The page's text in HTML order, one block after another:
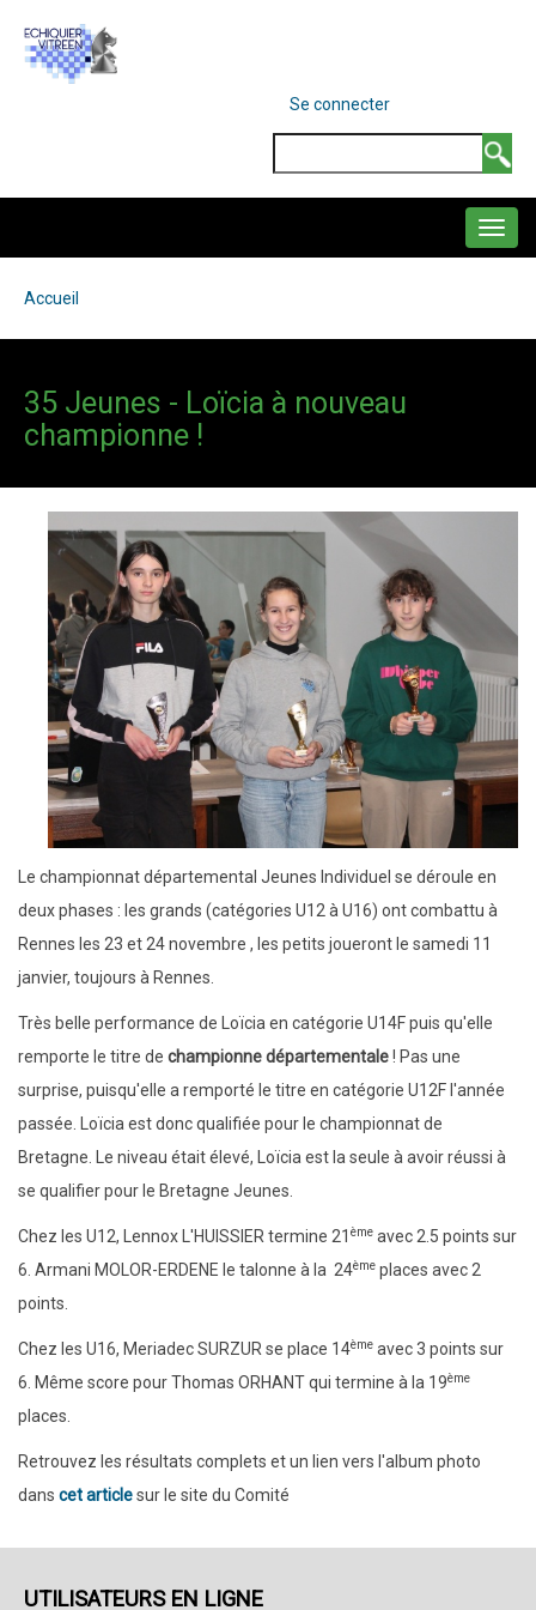
contenu
MENU
COMPTE
DE
Se connecter
d'Ariane
Accueil
35 Jeunes - Loïcia à nouveau
championne !
Le championnat départemental Jeunes Individuel se déroule en
deux phases : les grands (catégories U12 à U16) ont combattu à
Rennes les 23 et 24 novembre , les petits joueront le samedi 11
janvier, toujours à Rennes.
Très belle performance de Loïcia en catégorie U14F puis qu'elle
remporte le titre de championne départementale! Pas une
surprise, puisqu'elle a remporté le titre en catégorie U12F l'année
passée. Loïcia est donc qualifiée pour le championnat de
Bretagne. Le niveau était élevé, Loïcia est la seule à avoir réussi à
se qualifier pour le Bretagne Jeunes.
Chez les U12, Lennox L'HUISSIER termine 21 ème avec 2.5 points sur
6. Armani MOLOR-ERDENE le talonne à la 24ème places avec 2
points.
Chez les U16, Meriadec SURZUR se place 14ème avec 3 points sur
6. Même score pour Thomas ORHANT qui termine à la 19ème
places.
Retrouvez les résultats complets et un lien vers l'album photo
dans cet articlesur le site du Comité
UTILISATEURS EN LIGNE